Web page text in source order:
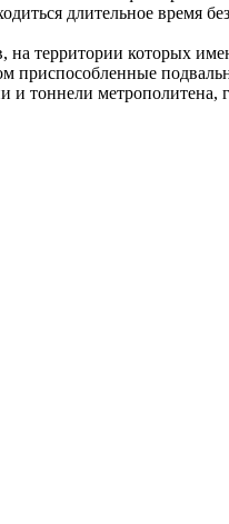
длительное время
территории которых
приспособленные
и тоннели